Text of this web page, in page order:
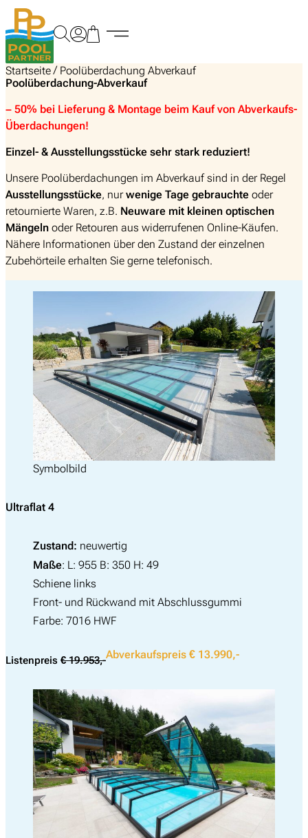
Zum
Inhalt
springen
Startseite/ Poolüberdachung Abverkauf
Poolüberdachung-Abverkauf
– 50% bei Lieferung & Montage beim Kauf von Abverkaufs-
Überdachungen!
Einzel- & Ausstellungsstücke sehr stark reduziert!
Unsere Poolüberdachungen im Abverkauf sind in der Regel
Ausstellungsstücke, nurwenige Tage gebrauchte oder
retournierte Waren, z.B. Neuware mit kleinen optischen
Mängeln oder Retouren aus widerrufenen Online-Käufen.
Nähere Informationen über den Zustand der einzelnen
Zubehörteile erhalten Sie gerne telefonisch.
Symbolbild
Ultraflat 4
Zustand: neuwertig
Maße: L: 955 B: 350 H: 49
Schiene links
Front- und Rückwand mit Abschlussgummi
Farbe: 7016 HWF
Listenpreis € 19.953,-Abverkaufspreis € 13.990,-